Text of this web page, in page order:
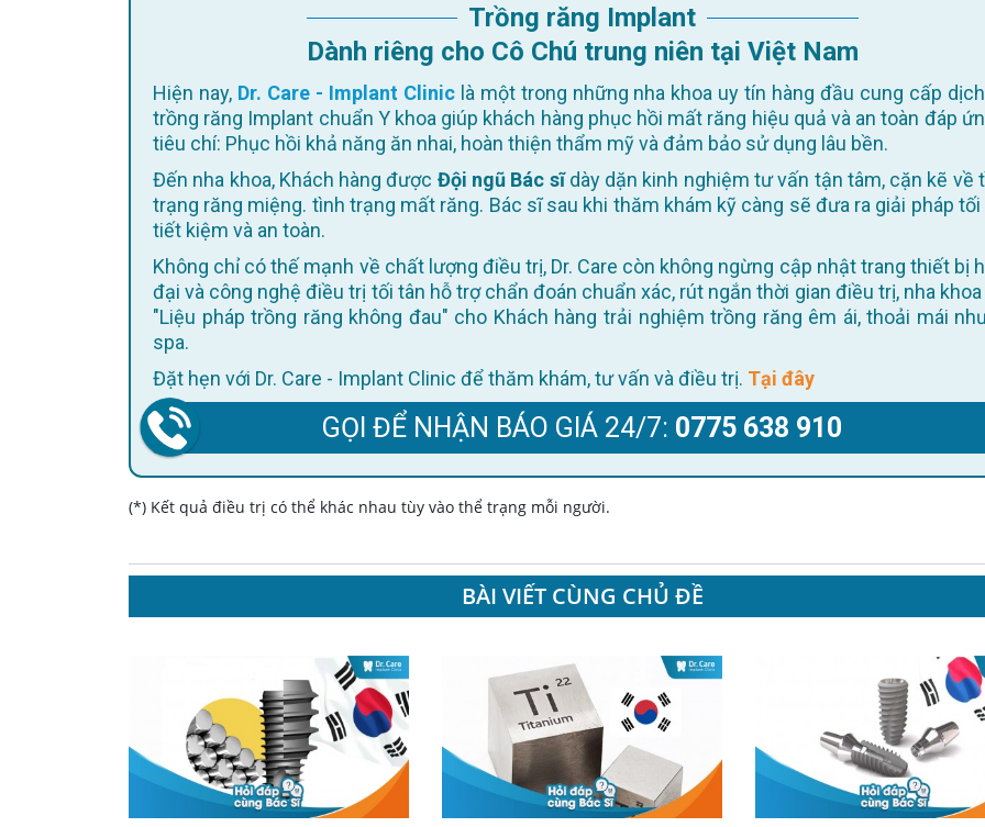
Trồng răng Implant
Dành riêng cho Cô Chú trung niên tại Việt Nam
Hiện nay, Dr. Care - Implant Cliniclà một trong những nha khoa uy tín hàng đầu cung cấp
trồng răng Implant chuẩn Y khoa giúp khách hàng phục hồi mất răng hiệu quả và an toàn đáp
tiêu chí: Phục hồi khả năng ăn nhai, hoàn thiện thẩm mỹ và đảm bảo sử dụng lâu bền.
Đến nha khoa, Khách hàng được Đội ngũ Bác sĩdày dặn kinh nghiệm tư vấn tận tâm, cặn kẽ về
trạng răng miệng. tình trạng mất răng. Bác sĩ sau khi thăm khám kỹ càng sẽ đưa ra giải pháp tối
tiết kiệm và an toàn.
Không chỉ có thế mạnh về chất lượng điều trị, Dr. Care còn không ngừng cập nhật trang thiết bị hiện
đại và công nghệ điều trị tối tân hỗ trợ chẩn đoán chuẩn xác, rút ngắn thời gian điều trị, nha
"Liệu pháp trồng răng không đau" cho Khách hàng trải nghiệm trồng răng êm ái, thoải mái
spa.
Đặt hẹn với Dr. Care - Implant Clinic để thăm khám, tư vấn và điều trị. Tại đây
GỌI ĐỂ NHẬN BÁO GIÁ 24/7: 0775 638 910
(*) Kết quả điều trị có thể khác nhau tùy vào thể trạng mỗi người.
BÀI VIẾT CÙNG CHỦ ĐỀ